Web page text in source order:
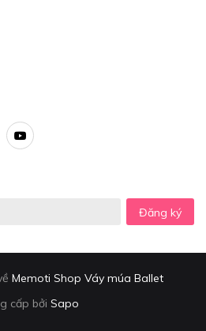
Đăng ký
Memoti Shop Váy múa Ballet
cấp bởi Sapo